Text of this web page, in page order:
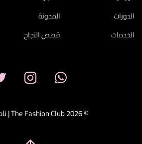
الدورات
الخدمات
المدونة
قصص النجاح
© 2026 The Fashion Club | نادي الأزياء.